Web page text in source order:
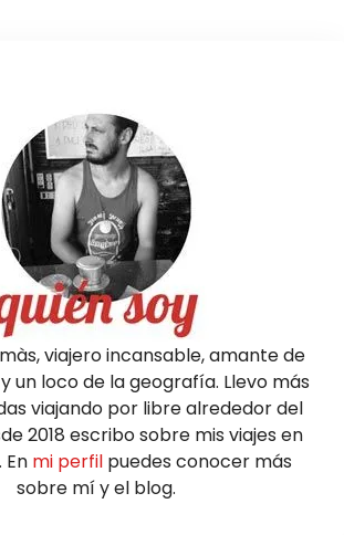
viajero incansable, amante de
un loco de la geografía. Llevo más
viajando por libre alrededor del
2018 escribo sobre mis viajes en
mi perfil puedes conocer más
sobre mí y el blog.